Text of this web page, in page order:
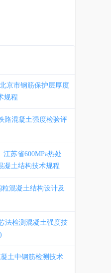
北京市钢筋保护层厚度
规程
路混凝土强度检验评
江苏省600MPa热处
凝土结构技术规程
粒混凝土结构设计及
法检测混凝土强度技
土中钢筋检测技术